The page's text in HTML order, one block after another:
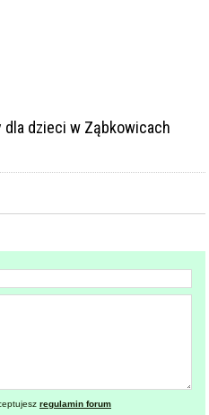
dzieci w Ząbkowicach
regulamin forum